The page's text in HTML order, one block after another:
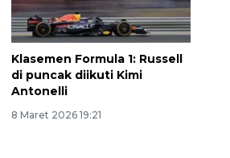
Klasemen Formula 1: Russell
di puncak diikuti Kimi
Antonelli
8 Maret 2026 19:21